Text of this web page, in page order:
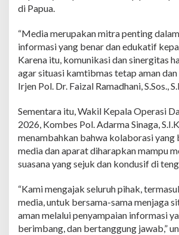
di Papua.
“Media merupakan mitra penting
informasi yang benar dan edukatif
Karena itu, komunikasi dan sinergitas
agar situasi kamtibmas tetap aman dan
Irjen Pol. Dr. Faizal Ramadhani, S.Sos.,
Sementara itu, Wakil Kepala Operasi
2026, Kombes Pol. Adarma Sinaga,
menambahkan bahwa kolaborasi yang
media dan aparat diharapkan mampu
suasana yang sejuk dan kondusif di
“Kami mengajak seluruh pihak,
media, untuk bersama-sama menjaga
aman melalui penyampaian informasi
berimbang, dan bertanggung jawab,”